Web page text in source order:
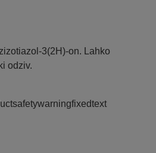
3(2H)-on. Lahko
odziv.